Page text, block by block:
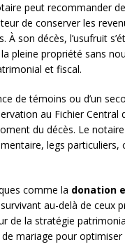
peut recommander
de conserver les
son décès, l’usufruit
pleine propriété sans
et fiscal.
de témoins ou d’un
au Fichier Central
du décès. Le
legs particuliers,
comme la donation
au-delà de ceux
de la stratégie
mariage pour optimiser